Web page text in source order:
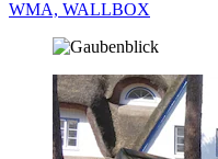
WMA, WALLBOX